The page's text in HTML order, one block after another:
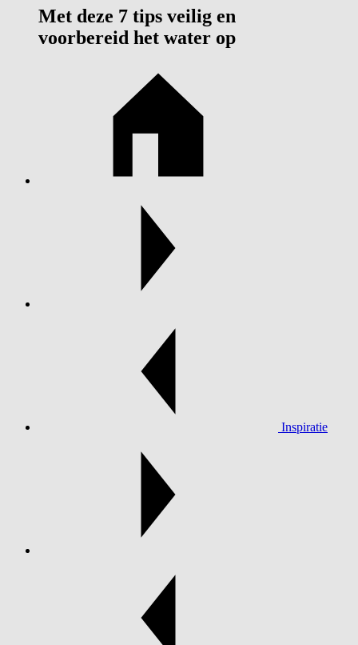
Met deze 7 tips veilig en
voorbereid het water op
Inspiratie